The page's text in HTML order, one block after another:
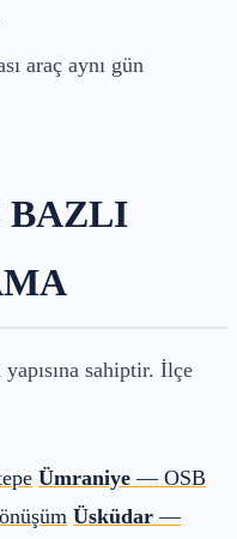
araç aynı gün
BAZLI
sahiptir. İlçe
Ümraniye — OSB
Üsküdar —